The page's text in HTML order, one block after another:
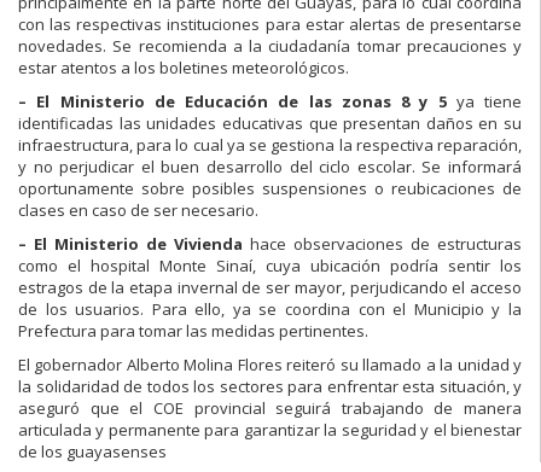
con las respectivas instituciones para estar alertas de presentarse
novedades. Se recomienda a la ciudadanía tomar precauciones y
estar atentos a los boletines meteorológicos.
– El Ministerio de Educación de las zonas 8 y 5ya tiene
identificadas las unidades educativas que presentan daños en su
infraestructura, para lo cual ya se gestiona la respectiva reparación,
y no perjudicar el buen desarrollo del ciclo escolar. Se informará
oportunamente sobre posibles suspensiones o reubicaciones de
clases en caso de ser necesario.
– El Ministerio de Vivienda hace observaciones de estructuras
como el hospital Monte Sinaí, cuya ubicación podría sentir los
estragos de la etapa invernal de ser mayor, perjudicando el acceso
de los usuarios. Para ello, ya se coordina con el Municipio y la
Prefectura para tomar las medidas pertinentes.
El gobernador Alberto Molina Flores reiteró su llamado a la unidad y
la solidaridad de todos los sectores para enfrentar esta situación, y
aseguró que el COE provincial seguirá trabajando de manera
articulada y permanente para garantizar la seguridad y el bienestar
de los guayasenses